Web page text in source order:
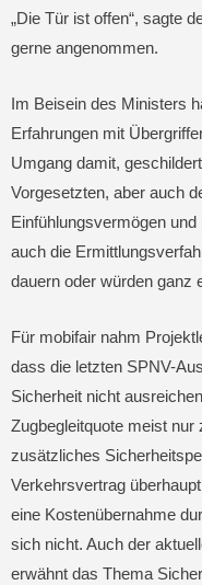
„Die Tür ist offen“, sagte
gerne angenommen.
Im Beisein des Ministers
Erfahrungen mit
Umgang damit,
Vorgesetzten, aber auch
Einfühlungsvermögen
auch die
dauern oder würden ganz
Für mobifair nahm
dass die letzten SPNV-
Sicherheit nicht
Zugbegleitquote meist nur
zusätzliches
Verkehrsvertrag
eine Kostenübernahme
sich nicht. Auch der
erwähnt das Thema